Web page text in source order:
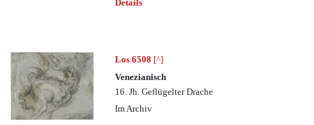
Details
Los 6508 [^]
Venezianisch
16. Jh. Geflügelter Drache
Im Archiv